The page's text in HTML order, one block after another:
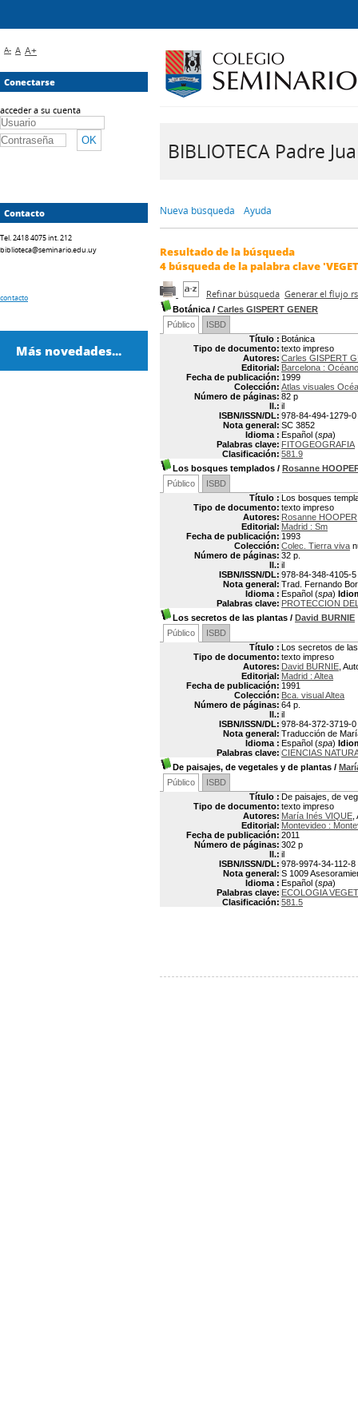
BIBLIOTECA Padre
Nueva búsqueda Ayuda
Resultado de la búsqueda
4búsqueda de la palabra clave
Refinar búsqueda Generar el flujo
Botánica / Carles GISPERT GENER
Público
ISBD
Título : Botánica
Tipo de documento: texto impreso
Autores: Carles GISPERT
Editorial: Barcelona : Océano
Fecha de publicación: 1999
Colección: Atlas visuales
Número de páginas: 82 p
Il.: il
ISBN/ISSN/DL: 978-84-494-1279-0
Nota general: SC 3852
Idioma : Español (spa)
Palabras clave: FITOGEOGRAFIA
Clasificación: 581.9
Los bosques templados / Rosanne
Público
ISBD
Título : Los bosques
Tipo de documento: texto impreso
Autores: Rosanne HOOPER
Editorial: Madrid : Sm
Fecha de publicación: 1993
Colección: Colec. Tierra viva
Número de páginas: 32 p.
Il.: il
ISBN/ISSN/DL: 978-84-348-4105-5
Nota general: Trad. Fernando
Idioma : Español (spa)
Palabras clave: PROTECCION
Los secretos de las plantas / David BURNIE
Público
ISBD
Título : Los secretos de
Tipo de documento: texto impreso
Autores: David BURNIE ,
Editorial: Madrid : Altea
Fecha de publicación: 1991
Colección: Bca. visual Altea
Número de páginas: 64 p.
Il.: il
ISBN/ISSN/DL: 978-84-372-3719-0
Nota general: Traducción de
Idioma : Español (spa)
Palabras clave: CIENCIAS
De paisajes, de vegetales y de plantas /
Público
ISBD
Título : De paisajes, de
Tipo de documento: texto impreso
Autores: María Inés VIQUE
Editorial: Montevideo :
Fecha de publicación: 2011
Número de páginas: 302 p
Il.: il
ISBN/ISSN/DL: 978-9974-34-112-8
Nota general: S 1009
Idioma : Español (spa)
Palabras clave: ECOLOGIA
Clasificación: 581.5
A- A A+
Conectarse
acceder a su cuenta
Contacto
Tel. 2418 4075 int. 212
biblioteca@seminario.edu.uy
contacto
Más novedades...